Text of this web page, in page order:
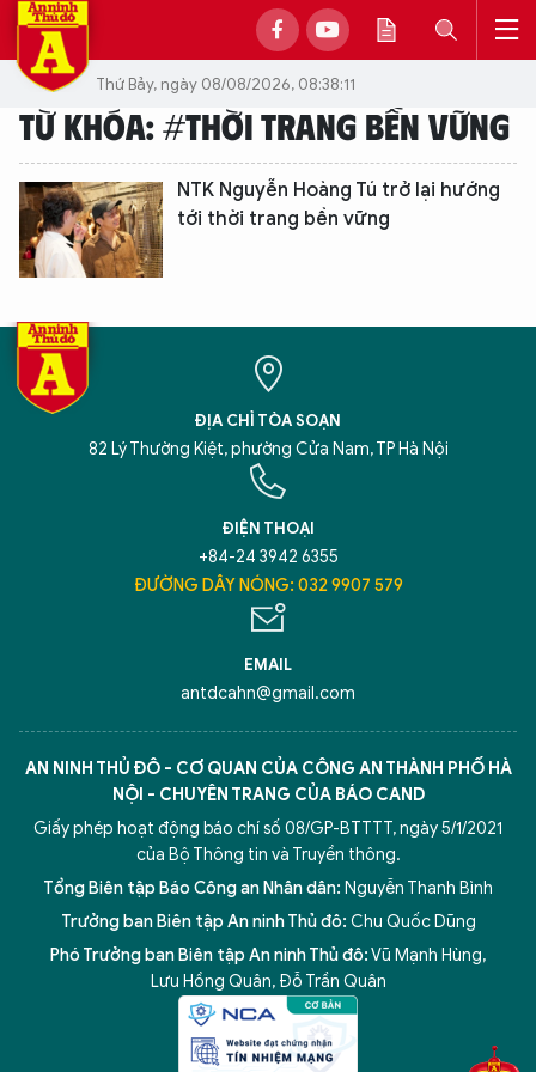
Thứ Bảy, ngày 08/08/2026, 08:38:11
TỪ KHÓA: #THỜI TRANG BỀN VỮNG
NTK Nguyễn Hoàng Tú trở lại hướng
tới thời trang bền vững
ĐỊA CHỈ TÒA SOẠN
82 Lý Thường Kiệt, phường Cửa Nam, TP Hà Nội
ĐIỆN THOẠI
+84-24 3942 6355
ĐƯỜNG DÂY NÓNG: 032 9907 579
EMAIL
antdcahn@gmail.com
AN NINH THỦ ĐÔ - CƠ QUAN CỦA CÔNG AN THÀNH PHỐ HÀ
NỘI - CHUYÊN TRANG CỦA BÁO CAND
Giấy phép hoạt động báo chí số 08/GP-BTTTT, ngày 5/1/2021
của Bộ Thông tin và Truyền thông.
Tổng Biên tập Báo Công an Nhân dân: Nguyễn Thanh Bình
Trưởng ban Biên tập An ninh Thủ đô: Chu Quốc Dũng
Phó Trưởng ban Biên tập An ninh Thủ đô:Vũ Mạnh Hùng,
Lưu Hồng Quân, Đỗ Trần Quân
TÔI LÀ CHATBOT CỦA
Hãy hỏi tôi bất kỳ điều gì bạn cần biết về
An Ninh Thủ Đô nhé. Tôi sẵn sàng hỗ trợ!
5 điểm nghẽn của Hà Nội giải pháp xử lý điểm nghẽn của